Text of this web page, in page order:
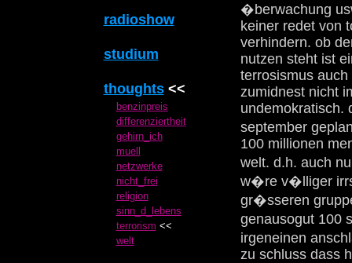
radioshow
studium
thoughts<<
benzinpreis
differenziertheit
gehirn_ich
muell
netzwerke
nicht_frei
religion
sinn_d_lebens
terrorism <<
welt
�berwachung
keiner redet von
verhindern. ob
nutzen steht ist
terrosismus
zumidnest nicht
undemokratisch.
september
100 millionen
welt. d.h. auch
w�re v�lliger
gr�sseren
genausogut 100
irgeneinen
zu schluss dass